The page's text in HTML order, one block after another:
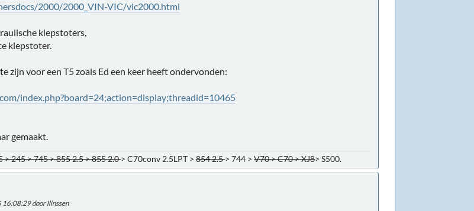
2000/2000_VIN-VIC/vic2000.html
klepstoters,
klepstoter.
zijn voor een T5 zoals Ed een keer heeft ondervonden:
index.php?board=24;action=display;threadid=10465
gemaakt.
> 245 > 745 > 855 2.5 > 855 2.0> C70conv 2.5LPT >854 2.5> 744 >V70 > C70 > XJ8> S500.
door llinssen